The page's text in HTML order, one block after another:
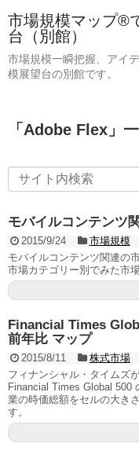
市場規模マップ®
台（別館）
市場規模一瞬把握、アイ
模展望台の別館です。
「 Adobe Flex 」
モバイルコンテンツ
2015/9/24
市場規模
モバイルコンテンツ関連の
市場カテゴリー別でみた市
Financial Times
前年比 マップ
2015/8/11
株式市場
フィナンシャル・タイムズ
Financial Times Global 500
業の時価総額をセルの大き
す。